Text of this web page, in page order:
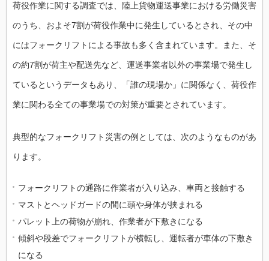
荷役作業に関する調査では、陸上貨物運送事業における労働災害
のうち、およそ7割が荷役作業中に発生しているとされ、その中
にはフォークリフトによる事故も多く含まれています。また、そ
の約7割が荷主や配送先など、運送事業者以外の事業場で発生し
ているというデータもあり、「誰の現場か」に関係なく、荷役作
業に関わる全ての事業場での対策が重要とされています。
典型的なフォークリフト災害の例としては、次のようなものがあ
ります。
フォークリフトの通路に作業者が入り込み、車両と接触する
マストとヘッドガードの間に頭や身体が挟まれる
パレット上の荷物が崩れ、作業者が下敷きになる
傾斜や段差でフォークリフトが横転し、運転者が車体の下敷き
になる